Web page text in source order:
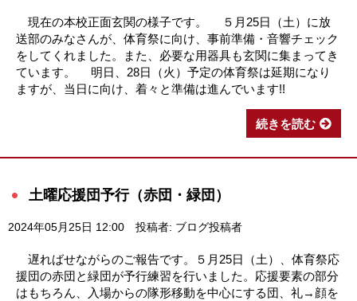
現在の本校正面玄関の様子です。 ５月25日（土）に放
送部のみなさんが、体育祭に向け、事前準備・音響チェック
をしてくれました。また、必要な用器具も玄関に集まってき
ています。 明日、28日（火）予定の体育祭は延期になり
ますが、当日に向け、着々と準備は進んでいます!!
続きを読む
土曜応援団予行（赤団・緑団）
2024年05月25日 12:00 投稿者: ブログ投稿者
遅ればせながらのご報告です。５月25日（土）、体育祭応
援団の赤団と緑団が予行練習を行いました。応援要素の部分
はもちろん、入場からの隊形移動を中心にする団、礼→顔を